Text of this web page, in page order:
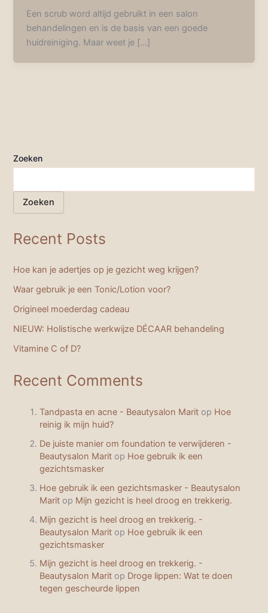
Een scrub word altijd gebruikt in een salon
behandelingen en is de basis van een goede
huidreiniging. Maar weet je […]
Zoeken
Zoeken
Recent Posts
Hoe kan je adertjes op je gezicht weg krijgen?
Waar gebruik je een Tonic/Lotion voor?
Origineel moederdag cadeau
NIEUW: Holistische werkwijze DÉCAAR behandeling
Vitamine C of D?
Recent Comments
Tandpasta en acne - Beautysalon Marit op Hoe
reinig ik mijn huid?
De juiste manier om foundation te verwijderen -
Beautysalon Marit op Hoe gebruik ik een
gezichtsmasker
Hoe gebruik ik een gezichtsmasker - Beautysalon
Marit op Mijn gezicht is heel droog en trekkerig.
Mijn gezicht is heel droog en trekkerig. -
Beautysalon Marit op Hoe gebruik ik een
gezichtsmasker
Mijn gezicht is heel droog en trekkerig. -
Beautysalon Marit op Droge lippen: Wat te doen
tegen gescheurde lippen